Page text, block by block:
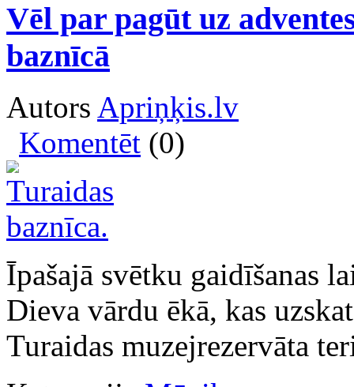
Vēl par pagūt uz
baznīcā
Autors Apriņķis.lv
Komentēt (0)
Īpašajā svētku gaidīšanas
Dieva vārdu ēkā, kas
Turaidas muzejrezervāta